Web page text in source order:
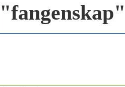
"fangenskap"